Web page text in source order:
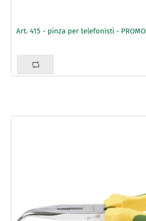
Art. 415 - pinza per telefonisti - PROMO